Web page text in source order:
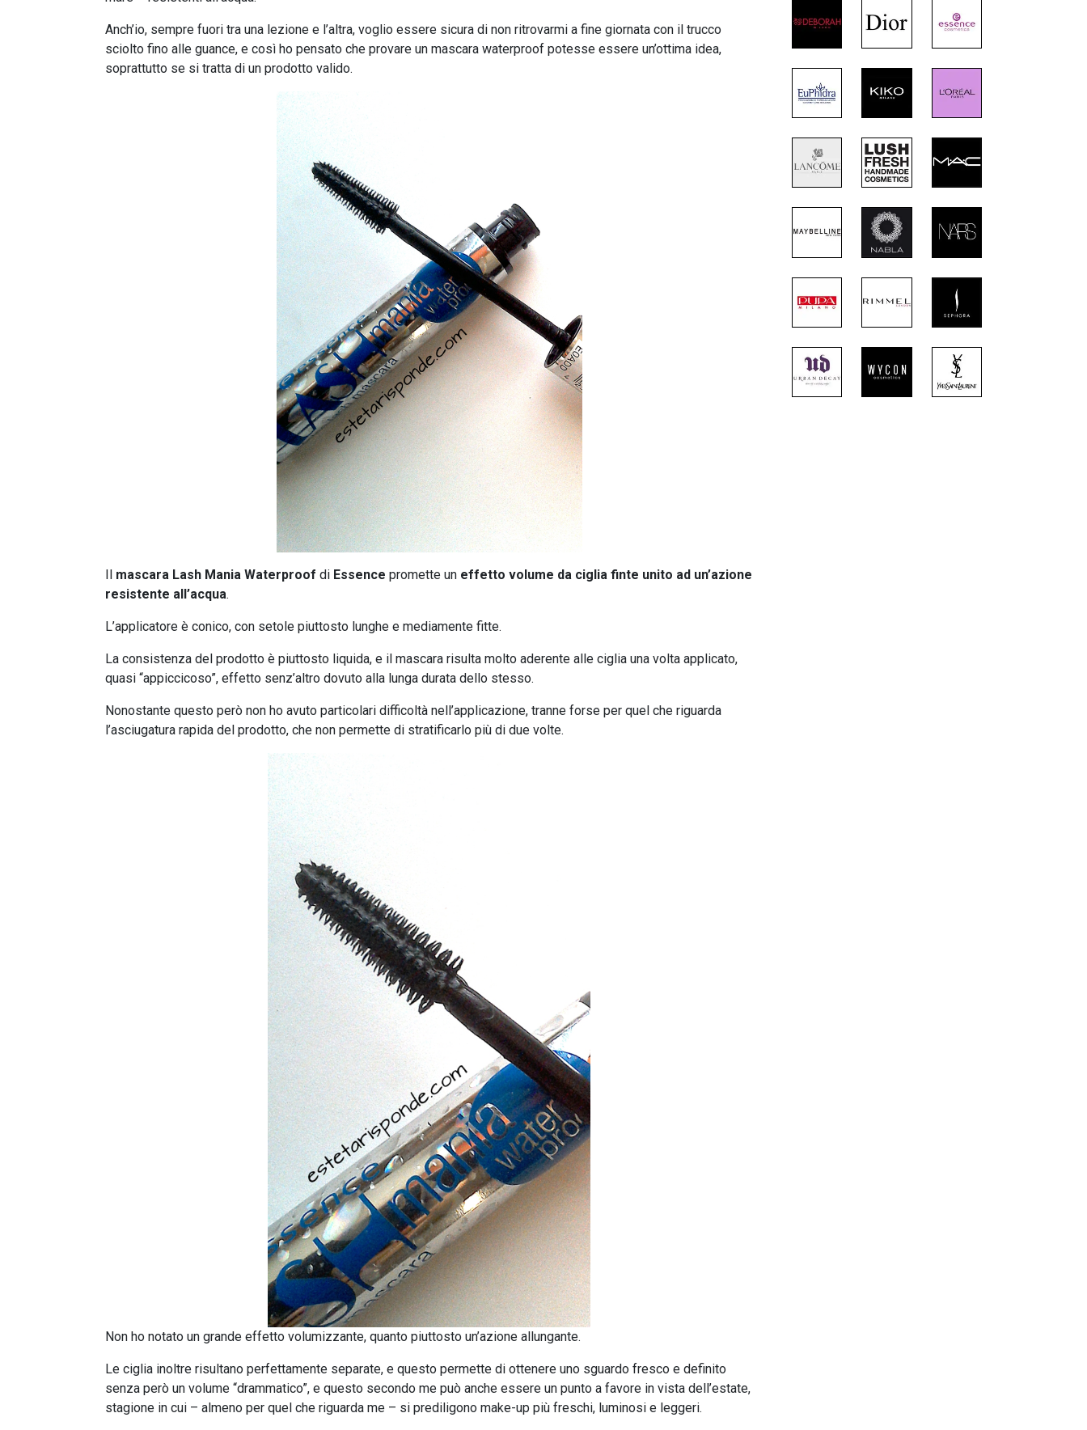
Anch’io, sempre fuori tra una lezione e l’altra, voglio essere sicura di non ritrovarmi a fine giornata con il trucco
sciolto fino alle guance, e così ho pensato che provare un mascara waterproof potesse essere un’ottima idea,
soprattutto se si tratta di un prodotto valido.
mascara Lash Mania Waterproof di Essence promette un effetto volume da ciglia finte unito ad un’azione
resistente all’acqua.
L’applicatore è conico, con setole piuttosto lunghe e mediamente fitte.
La consistenza del prodotto è piuttosto liquida, e il mascara risulta molto aderente alle ciglia una volta applicato,
quasi “appiccicoso”, effetto senz’altro dovuto alla lunga durata dello stesso.
Nonostante questo però non ho avuto particolari difficoltà nell’applicazione, tranne forse per quel che riguarda
l’asciugatura rapida del prodotto, che non permette di stratificarlo più di due volte.
Non ho notato un grande effetto volumizzante, quanto piuttosto un’azione allungante.
Le ciglia inoltre risultano perfettamente separate, e questo permette di ottenere uno sguardo fresco e definito
senza però un volume “drammatico”, e questo secondo me può anche essere un punto a favore in vista dell’estate,
stagione in cui – almeno per quel che riguarda me – si prediligono make-up più freschi, luminosi e leggeri.